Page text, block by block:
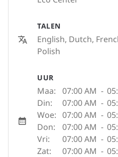
TALEN
English, Dutch,
Polish
UUR
Maa: 07:00 AM -
Din:
07:00 AM -
Woe: 07:00 AM -
Don:
07:00 AM -
Vri:
07:00 AM -
Zat:
07:00 AM -